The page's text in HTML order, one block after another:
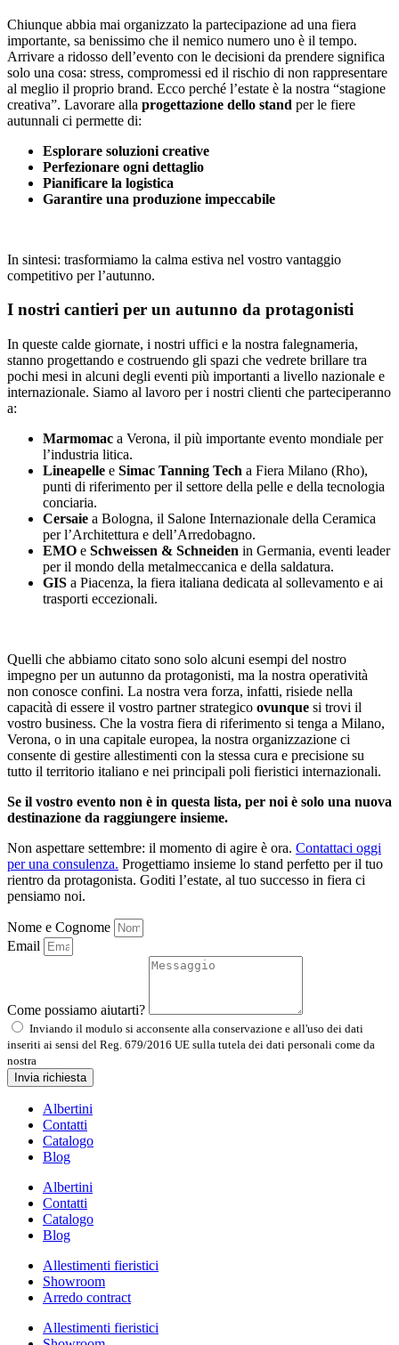
Chiunque abbia mai organizzato la partecipazione ad una fiera
importante, sa benissimo che il nemico numero uno è il tempo.
Arrivare a ridosso dell’evento con le decisioni da prendere significa
solo una cosa: stress, compromessi ed il rischio di non rappresentare
al meglio il proprio brand. Ecco perché l’estate è la nostra “stagione
creativa”. Lavorare alla progettazione dello stand per le fiere
autunnali ci permette di:
Esplorare soluzioni creative
Perfezionare ogni dettaglio
Pianificare la logistica
Garantire una produzione impeccabile
In sintesi: trasformiamo la calma estiva nel vostro vantaggio
competitivo per l’autunno.
I nostri cantieri per un autunno da protagonisti
In queste calde giornate, i nostri uffici e la nostra falegnameria,
stanno progettando e costruendo gli spazi che vedrete brillare tra
pochi mesi in alcuni degli eventi più importanti a livello nazionale e
internazionale. Siamo al lavoro per i nostri clienti che parteciperanno
a:
Marmomac a Verona, il più importante evento mondiale per
l’industria litica.
Lineapelle e Simac Tanning Tech a Fiera Milano (Rho),
punti di riferimento per il settore della pelle e della tecnologia
conciaria.
Cersaie a Bologna, il Salone Internazionale della Ceramica
per l’Architettura e dell’Arredobagno.
EMO e Schweissen & Schneiden in Germania, eventi leader
per il mondo della metalmeccanica e della saldatura.
GIS a Piacenza, la fiera italiana dedicata al sollevamento e ai
trasporti eccezionali.
Quelli che abbiamo citato sono solo alcuni esempi del nostro
impegno per un autunno da protagonisti, ma la nostra operatività
non conosce confini. La nostra vera forza, infatti, risiede nella
capacità di essere il vostro partner strategico ovunque si trovi il
vostro business. Che la vostra fiera di riferimento si tenga a Milano,
Verona, o in una capitale europea, la nostra organizzazione ci
consente di gestire allestimenti con la stessa cura e precisione su
tutto il territorio italiano e nei principali poli fieristici internazionali.
Se il vostro evento non è in questa lista, per noi è solo una nuova
destinazione da raggiungere insieme.
Non aspettare settembre: il momento di agire è ora. Contattaci oggi
per una consulenza. Progettiamo insieme lo stand perfetto per il tuo
rientro da protagonista. Goditi l’estate, al tuo successo in fiera ci
pensiamo noi.
Nome e Cognome
Email
Come possiamo aiutarti?
Inviando il modulo si acconsente alla conservazione e all'uso dei dati
inseriti ai sensi del Reg. 679/2016 UE sulla tutela dei dati personali come da
nostra
Invia richiesta
Albertini
Contatti
Catalogo
Blog
Albertini
Contatti
Catalogo
Blog
Allestimenti fieristici
Showroom
Arredo contract
Allestimenti fieristici